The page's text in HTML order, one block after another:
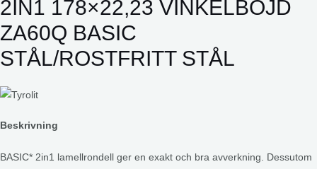
2IN1 178×22,23 VINKELBÖJD
ZA60Q BASIC
STÅL/ROSTFRITT STÅL
Beskrivning
BASIC* 2in1 lamellrondell ger en exakt och bra avverkning. Dessutom